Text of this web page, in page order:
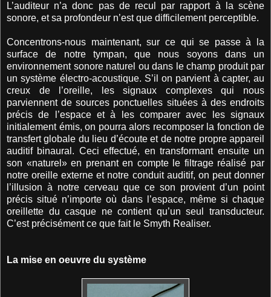
L’auditeur n’a donc pas de recul par rapport à la scène
sonore, et sa profondeur n’est que difficilement perceptible.
Concentrons-nous maintenant, sur ce qui se passe à la
surface de notre tympan, que nous soyons dans un
environnement sonore naturel ou dans le champ produit par
un système électro-acoustique. S’il on parvient à capter, au
creux de l’oreille, les signaux complexes qui nous
parviennent de sources ponctuelles situées à des endroits
précis de l’espace et à les comparer avec les signaux
initialement émis, on pourra alors recomposer la fonction de
transfert globale du lieu d’écoute et de notre propre appareil
auditif binaural. Ceci effectué, en transformant ensuite un
son «naturel» en prenant en compte le filtrage réalisé par
notre oreille externe et notre conduit auditif, on peut donner
l’illusion à notre cerveau que ce son provient d’un point
précis situé n’importe où dans l’espace, même si chaque
oreillette du casque ne contient qu’un seul transducteur.
C’est précisément ce que fait le Smyth Realiser.
La mise en oeuvre du système